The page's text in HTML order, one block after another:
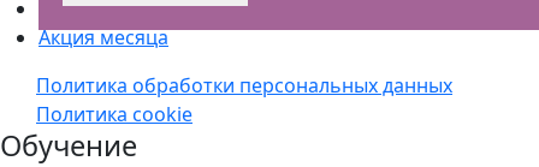
Спецпредложение
Акция месяца
Политика обработки персональных данных
Политика cookie
Обучение